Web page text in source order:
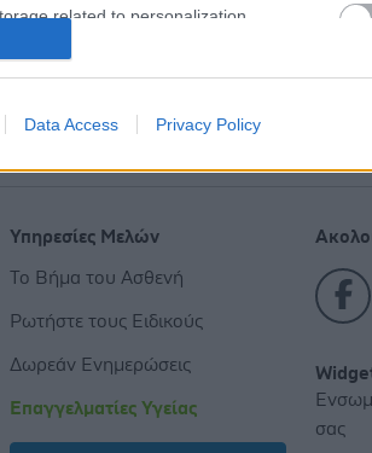
related to personalization.
related to security, including
Data Access Privacy Policy
το
Η αποφυγή 3 παραγόντων
σας
Υπηρεσίες Μελών
Το Βήμα του Ασθενή
Ρωτήστε τους Ειδικούς
Δωρεάν Ενημερώσεις
Επαγγελματίες Υγείας